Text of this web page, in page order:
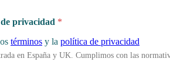
privacidad *
términos y la política de privacidad
en España y UK. Cumplimos con las